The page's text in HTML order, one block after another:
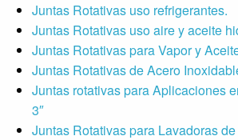
Juntas Rotativas uso refrigerantes.
Juntas Rotativas uso aire y aceite
Juntas Rotativas para Vapor y
Juntas Rotativas de Acero
Juntas rotativas para Aplicaciones
3″
Juntas Rotativas para Lavadoras